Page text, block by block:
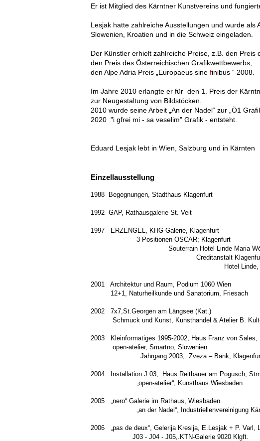
Er ist Mitglied des Kärntner Kunstvereins und
Lesjak hatte zahlreiche Ausstellungen und wurde als
Slowenien, Kroatien
Der Künstler erhielt zahlreiche Preise, z.B. den Preis
den Preis des
den Alpe Adria Preis „Europaeus sine finibus “ 2008.
Im Jahre 2010 erlangte er für den 1. Preis der
zur Neugestaltung von Bildstöcken.
2010 wurde seine Arbeit „An der Nadel“ zur
2020 "i gfrei mi - sa veselim" Grafik - entsteht.
Eduard Lesjak lebt in Wien, Salzburg und in Kärnten
Einzellausstellung
1988 Begegnungen, Stadthaus Klagenfurt
1992 GAP, Rathausgalerie St. Veit
1997
3
Souterrain
Creditanstalt
Hotel Linde, Maria
2001 Architektur und Raum, Podium 1060 Wien
12+1, Naturheilkunde und Sanatorium, Friesach
2002 7x7,St.Georgen am Längsee (Kat.)
Schmuck und Kunst, Kunsthandel & Atelier
2003 Kleinformatiges 1995-2002, Haus Franz von Sales,
open-atelier,
Jahrgang 2003, Zveza – Bank,
2004 Installation J 03,
„open-atelier“, Kunsthaus
2005 „nero“
„an der Nadel“, Industriellenvereinigung
2006 „pas de deux“, Gelerija
J03 - J04 - J05,.KTN-Galerie 9020 Klgft.